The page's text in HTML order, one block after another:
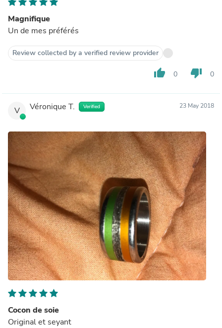
Magnifique
Un de mes préférés
Review collected by a verified review provider
thumb_up 0 thumb_down 0
V Véronique T. Verified 23 May 2018
Cocon de soie
Original et seyant